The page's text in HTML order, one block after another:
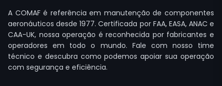
A COMAF é referência em manutenção de componentes
aeronáuticos desde 1977. Certificada por FAA, EASA, ANAC e
CAA-UK, nossa operação é reconhecida por fabricantes e
operadores em todo o mundo. Fale com nosso time
técnico e descubra como podemos apoiar sua operação
com segurança e eficiência.